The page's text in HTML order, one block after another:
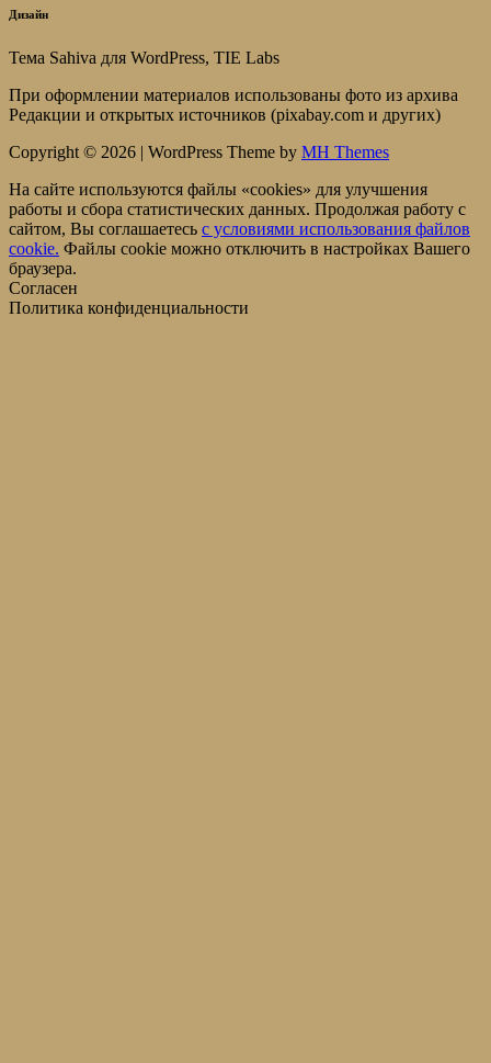
Дизайн
Тема Sahiva для WordPress, TIE Labs
При оформлении материалов использованы фото из архива
Редакции и открытых источников (pixabay.com и других)
Copyright © 2026 | WordPress Theme by MH Themes
На сайте используются файлы «cookies» для улучшения
работы и сбора статистических данных. Продолжая работу с
сайтом, Вы соглашаетесь c условиями использования файлов
cookie. Файлы cookie можно отключить в настройках Вашего
браузера.
Согласен
Политика конфиденциальности